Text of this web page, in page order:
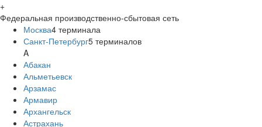
+
Федеральная производственно-сбытовая сеть
Москва4 терминала
Санкт-Петербург5 терминалов
A
Абакан
Альметьевск
Арзамас
Армавир
Архангельск
Астрахань